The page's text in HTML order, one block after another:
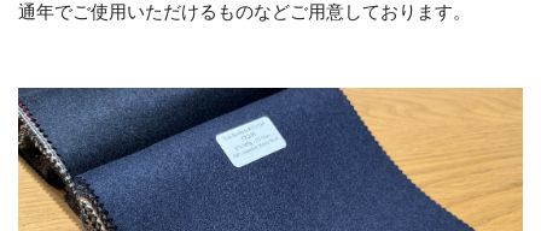
通年でご使用いただけるものなどご用意しております。